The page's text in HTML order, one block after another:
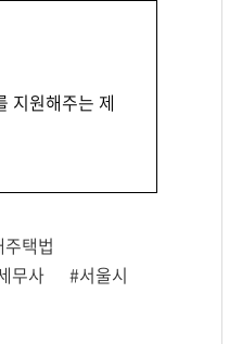
지원해주는 제
택법
무사
#서울시